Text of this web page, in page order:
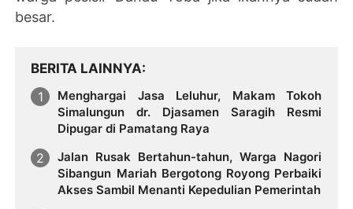
besar.
BERITA LAINNYA
Menghargai Jasa Leluhur, Makam Tokoh
Simalungun dr. Djasamen Saragih Resmi
Dipugar di Pamatang Raya
Jalan Rusak Bertahun-tahun, Warga Nagori
Sibangun Mariah Bergotong Royong Perbaiki
Akses Sambil Menanti Kepedulian Pemerintah